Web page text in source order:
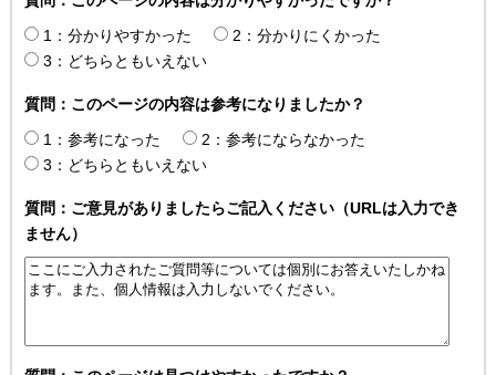
1：分かりやすかった
2：分かりにくかった
3：どちらともいえない
質問：このページの内容は参考になりましたか？
1：参考になった
2：参考にならなかった
3：どちらともいえない
質問：ご意見がありましたらご記入ください（URLは入力でき
ません）